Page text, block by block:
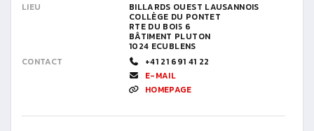
LIEU BILLARDS OUEST LAUSANNOIS
COLLÈGE DU PONTET
RTE DU BOIS 6
BÂTIMENT PLUTON
1024 ECUBLENS
CONTACT
+41 21 691 41 22
E-MAIL
HOMEPAGE